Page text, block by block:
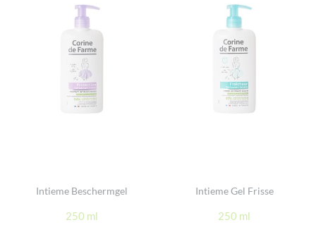
Intieme Beschermgel
250 ml
Intieme Gel Frisse
250 ml